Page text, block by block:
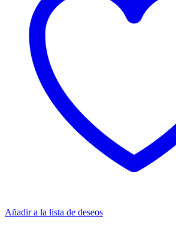
Añadir a la lista de deseos